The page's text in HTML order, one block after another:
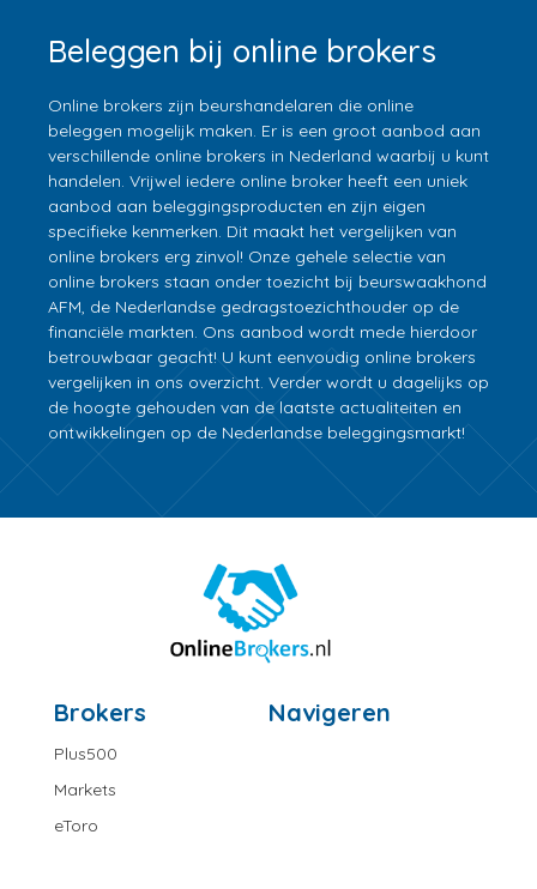
Beleggen bij online brokers
Online brokers zijn beurshandelaren die online
beleggen mogelijk maken. Er is een groot aanbod aan
verschillende online brokers in Nederland waarbij u kunt
handelen. Vrijwel iedere online broker heeft een uniek
aanbod aan beleggingsproducten en zijn eigen
specifieke kenmerken. Dit maakt het vergelijken van
online brokers erg zinvol! Onze gehele selectie van
online brokers staan onder toezicht bij beurswaakhond
AFM, de Nederlandse gedragstoezichthouder op de
financiële markten. Ons aanbod wordt mede hierdoor
betrouwbaar geacht! U kunt eenvoudig online brokers
vergelijken in ons overzicht. Verder wordt u dagelijks op
de hoogte gehouden van de laatste actualiteiten en
ontwikkelingen op de Nederlandse beleggingsmarkt!
Brokers
Plus500
Markets
eToro
Navigeren